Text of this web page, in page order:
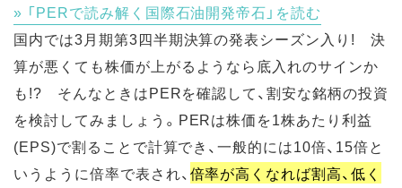
「PERで読み解く国際石油開発帝石」を読む
国内では3月期第3四半期決算の発表シーズン入り! 決
算が悪くても株価が上がるようなら底入れのサインか
も!? そんなときはPERを確認して、割安な銘柄の投資
を検討してみましょう。PERは株価を1株あたり利益
(EPS)で割ることで計算でき、一般的には10倍、15倍と
いうように倍率で表され、倍率が高くなれば割高、低く